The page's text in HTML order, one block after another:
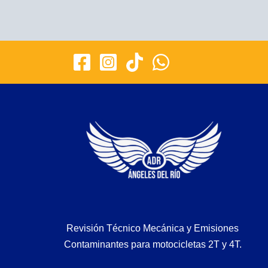
Revisión Técnico Mecánica y Emisiones
Contaminantes para motocicletas 2T y 4T.